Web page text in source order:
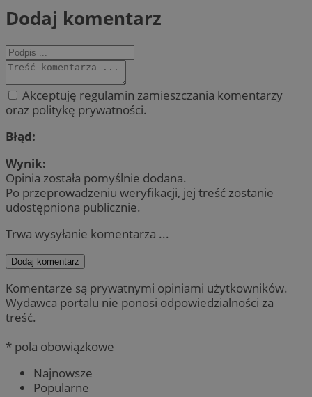
Dodaj komentarz
Akceptuję regulamin zamieszczania komentarzy
oraz politykę prywatności.
Błąd:
Wynik:
Opinia została pomyślnie dodana.
Po przeprowadzeniu weryfikacji, jej treść zostanie
udostępniona publicznie.
Trwa wysyłanie komentarza ...
Dodaj komentarz
Komentarze są prywatnymi opiniami użytkowników.
Wydawca portalu nie ponosi odpowiedzialności za
treść.
* pola obowiązkowe
Najnowsze
Popularne